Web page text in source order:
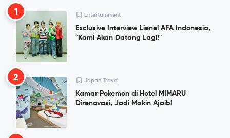
1 Entertainment
Exclusive Interview Lienel AFA Indonesia,
"Kami Akan Datang Lagi!"
2 Japan Travel
Kamar Pokemon di Hotel MIMARU
Direnovasi, Jadi Makin Ajaib!